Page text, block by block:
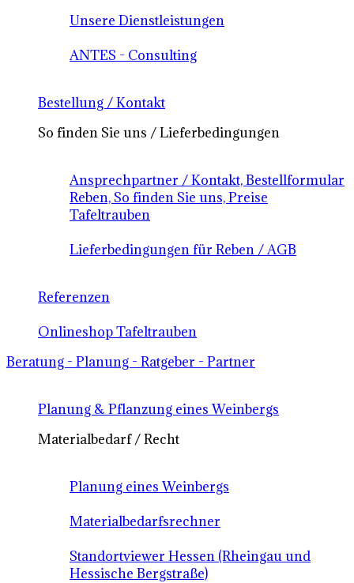
Unsere Dienstleistungen
ANTES - Consulting
Bestellung / Kontakt
So finden Sie uns / Lieferbedingungen
Ansprechpartner / Kontakt, Bestellformular
Reben, So finden Sie uns, Preise
Tafeltrauben
Lieferbedingungen für Reben / AGB
Referenzen
Onlineshop Tafeltrauben
Beratung - Planung - Ratgeber - Partner
Planung & Pflanzung eines Weinbergs
Materialbedarf / Recht
Planung eines Weinbergs
Materialbedarfsrechner
Standortviewer Hessen (Rheingau und
Hessische Bergstraße)